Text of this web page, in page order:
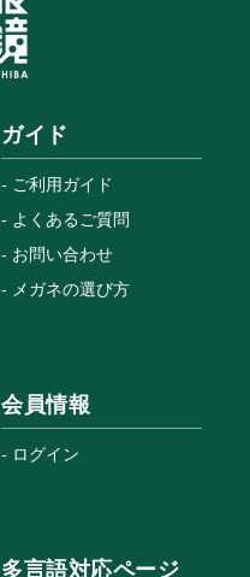
ガイド
ご利用ガイド
よくあるご質問
お問い合わせ
メガネの選び方
会員情報
ログイン
多言語対応ページ